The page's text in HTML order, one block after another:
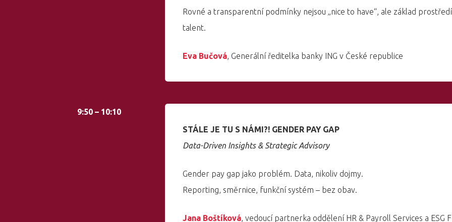
Rovné a transparentní podmínky nejsou „nice to have“, ale základ
talent.
Eva Bučová, Generální ředitelka banky ING v České republice
9:50 – 10:10
STÁLE JE TU S NÁMI?! GENDER PAY GAP
Data-Driven Insights & Strategic Advisory
Gender pay gap jako problém. Data, nikoliv dojmy.
Reporting, směrnice, funkční systém – bez obav.
Jana Boštíková, vedoucí partnerka oddělení HR & Payroll Services a ESG